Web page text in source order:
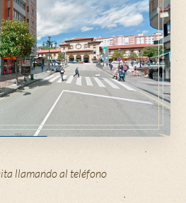
llamando al teléfono